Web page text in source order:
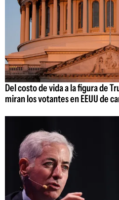
Del costo de vida a la figura de
miran los votantes en EEUU de